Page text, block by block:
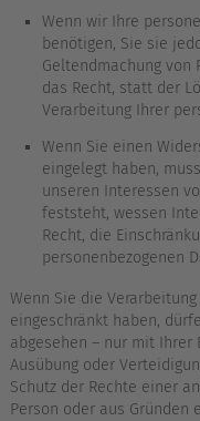
Wenn wir Ihre
benötigen, Sie sie
Geltendmachung von
das Recht, statt der
Verarbeitung Ihrer
Wenn Sie einen
eingelegt haben,
unseren Interessen
feststeht, wessen
Recht, die
personenbezogenen
Wenn Sie die
eingeschränkt haben,
abgesehen – nur mit Ihrer
Ausübung oder
Schutz der Rechte einer
Person oder aus